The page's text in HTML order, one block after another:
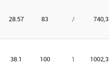
28.57 83 /
38.1 100 1